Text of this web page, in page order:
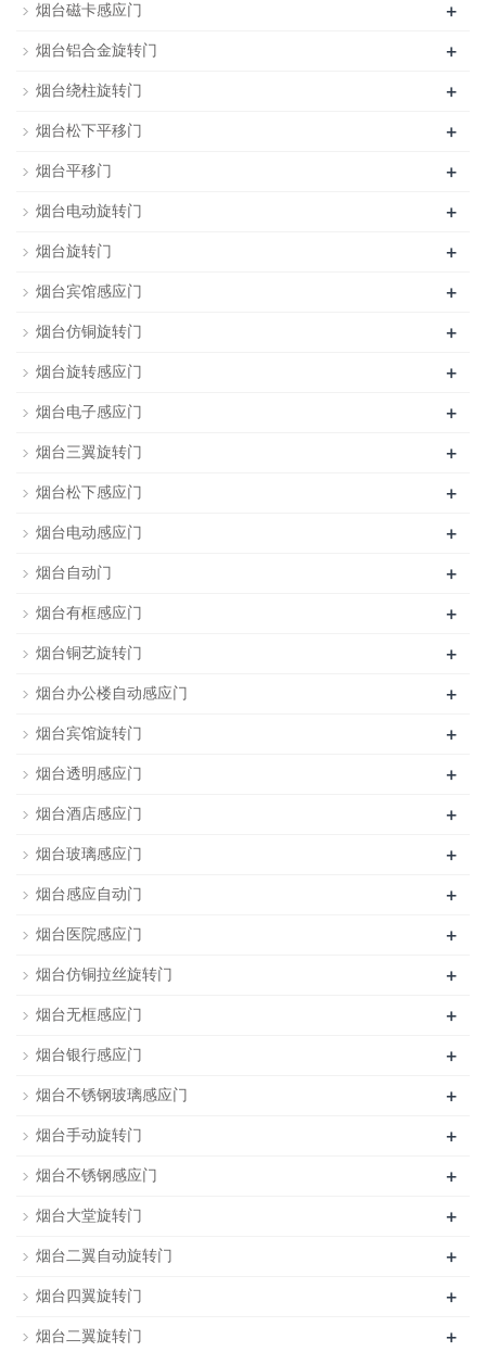
烟台磁卡感应门 +
烟台铝合金旋转门 +
烟台绕柱旋转门 +
烟台松下平移门 +
烟台平移门 +
烟台电动旋转门 +
烟台旋转门 +
烟台宾馆感应门 +
烟台仿铜旋转门 +
烟台旋转感应门 +
烟台电子感应门 +
烟台三翼旋转门 +
烟台松下感应门 +
烟台电动感应门 +
烟台自动门 +
烟台有框感应门 +
烟台铜艺旋转门 +
烟台办公楼自动感应门 +
烟台宾馆旋转门 +
烟台透明感应门 +
烟台酒店感应门 +
烟台玻璃感应门 +
烟台感应自动门 +
烟台医院感应门 +
烟台仿铜拉丝旋转门 +
烟台无框感应门 +
烟台银行感应门 +
烟台不锈钢玻璃感应门 +
烟台手动旋转门 +
烟台不锈钢感应门 +
烟台大堂旋转门 +
烟台二翼自动旋转门 +
烟台四翼旋转门 +
烟台二翼旋转门 +